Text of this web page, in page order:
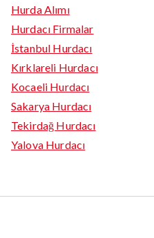
Hurda Alımı
Hurdacı Firmalar
İstanbul Hurdacı
Kırklareli Hurdacı
Kocaeli Hurdacı
Sakarya Hurdacı
Tekirdağ Hurdacı
Yalova Hurdacı